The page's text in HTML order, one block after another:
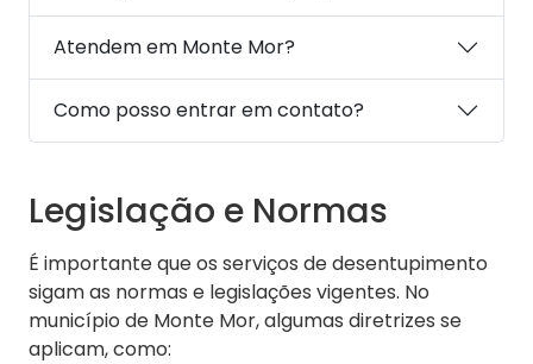
Atendem em Monte Mor?
Como posso entrar em contato?
Legislação e Normas
É importante que os serviços de desentupimento
sigam as normas e legislações vigentes. No
município de Monte Mor, algumas diretrizes se
aplicam, como: